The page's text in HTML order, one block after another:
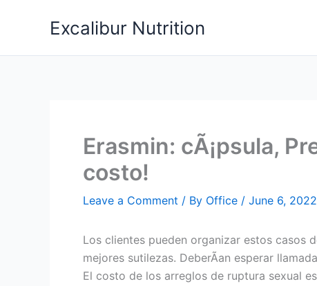
Excalibur Nutrition
Erasmin: cÃ¡psula,
costo!
Leave a Comment / By Office / June 6, 2022
Los clientes pueden organizar estos casos
mejores sutilezas. DeberÃ­an esperar
El costo de los arreglos de ruptura sexual